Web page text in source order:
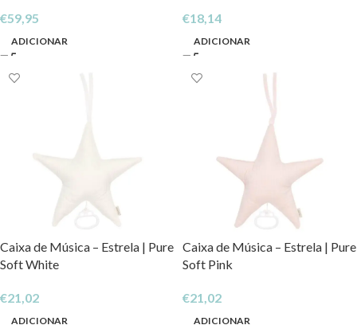
€59,95
ADICIONAR
€18,14
ADICIONAR
Caixa de Música – Estrela | Pure
Soft White
€21,02
ADICIONAR
Caixa de Música – Estrela | Pure
Soft Pink
€21,02
ADICIONAR